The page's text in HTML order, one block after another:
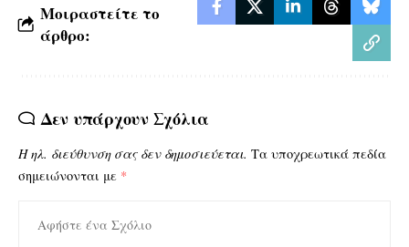
Μοιραστείτε το
άρθρο:
Δεν υπάρχουν Σχόλια
Η ηλ. διεύθυνση σας δεν δημοσιεύεται. Τα υποχρεωτικά πεδία
σημειώνονται με *